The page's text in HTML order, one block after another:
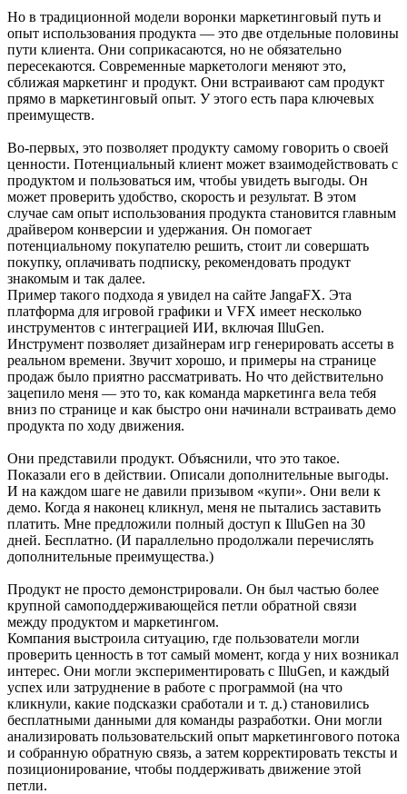
Но в традиционной модели воронки маркетинговый путь и
опыт использования продукта — это две отдельные половины
пути клиента. Они соприкасаются, но не обязательно
пересекаются. Современные маркетологи меняют это,
сближая маркетинг и продукт. Они встраивают сам продукт
прямо в маркетинговый опыт. У этого есть пара ключевых
преимуществ.
Во-первых, это позволяет продукту самому говорить о своей
ценности. Потенциальный клиент может взаимодействовать с
продуктом и пользоваться им, чтобы увидеть выгоды. Он
может проверить удобство, скорость и результат. В этом
случае сам опыт использования продукта становится главным
драйвером конверсии и удержания. Он помогает
потенциальному покупателю решить, стоит ли совершать
покупку, оплачивать подписку, рекомендовать продукт
знакомым и так далее.
Пример такого подхода я увидел на сайте JangaFX. Эта
платформа для игровой графики и VFX имеет несколько
инструментов с интеграцией ИИ, включая IlluGen.
Инструмент позволяет дизайнерам игр генерировать ассеты в
реальном времени. Звучит хорошо, и примеры на странице
продаж было приятно рассматривать. Но что действительно
зацепило меня — это то, как команда маркетинга вела тебя
вниз по странице и как быстро они начинали встраивать демо
продукта по ходу движения.
Они представили продукт. Объяснили, что это такое.
Показали его в действии. Описали дополнительные выгоды.
И на каждом шаге не давили призывом «купи». Они вели к
демо. Когда я наконец кликнул, меня не пытались заставить
платить. Мне предложили полный доступ к IlluGen на 30
дней. Бесплатно. (И параллельно продолжали перечислять
дополнительные преимущества.)
Продукт не просто демонстрировали. Он был частью более
крупной самоподдерживающейся петли обратной связи
между продуктом и маркетингом.
Компания выстроила ситуацию, где пользователи могли
проверить ценность в тот самый момент, когда у них возникал
интерес. Они могли экспериментировать с IlluGen, и каждый
успех или затруднение в работе с программой (на что
кликнули, какие подсказки сработали и т. д.) становились
бесплатными данными для команды разработки. Они могли
анализировать пользовательский опыт маркетингового потока
и собранную обратную связь, а затем корректировать тексты и
позиционирование, чтобы поддерживать движение этой
петли.